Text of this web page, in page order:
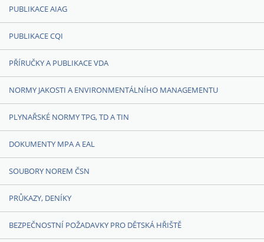
PUBLIKACE AIAG
PUBLIKACE CQI
PŘÍRUČKY A PUBLIKACE VDA
NORMY JAKOSTI A ENVIRONMENTÁLNÍHO MANAGEMENTU
PLYNAŘSKÉ NORMY TPG, TD A TIN
DOKUMENTY MPA A EAL
SOUBORY NOREM ČSN
PRŮKAZY, DENÍKY
BEZPEČNOSTNÍ POŽADAVKY PRO DĚTSKÁ HŘIŠTĚ